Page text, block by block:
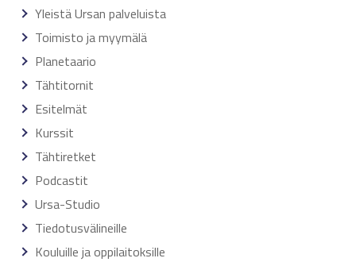
Yleistä Ursan palveluista
Toimisto ja myymälä
Planetaario
Tähtitornit
Esitelmät
Kurssit
Tähtiretket
Podcastit
Ursa-Studio
Tiedotusvälineille
Kouluille ja oppilaitoksille